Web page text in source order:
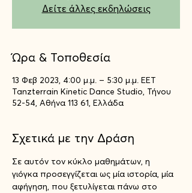
Δείτε άλλες εκδηλώσεις
Ώρα & Τοποθεσία
13 Φεβ 2023, 4:00 μ.μ. – 5:30 μ.μ. EET
Tanzterrain Kinetic Dance Studio, Τήνου
52-54, Αθήνα 113 61, Ελλάδα
Σχετικά με την Δράση
Σε αυτόν τον κύκλο μαθημάτων, η
γιόγκα προσεγγίζεται ως μία ιστορία, μία
αφήγηση, που ξετυλίγεται πάνω στο